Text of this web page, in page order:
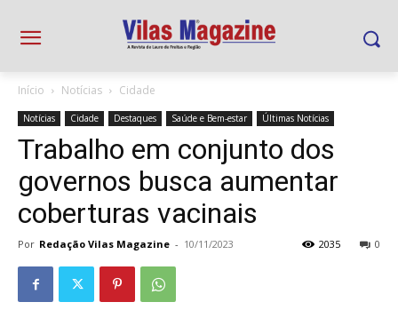
Início Notícias Cidade
Notícias Cidade Destaques Saúde e Bem-estar Últimas Notícias
Trabalho em conjunto dos
governos busca aumentar
coberturas vacinais
Por Redação Vilas Magazine - 10/11/2023 0
2035